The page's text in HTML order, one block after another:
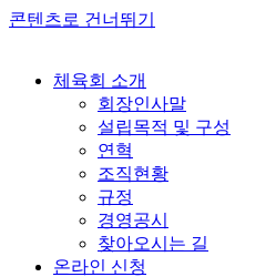
콘텐츠로 건너뛰기
체육회 소개
회장인사말
설립목적 및 구성
연혁
조직현황
규정
경영공시
찾아오시는 길
온라인 신청